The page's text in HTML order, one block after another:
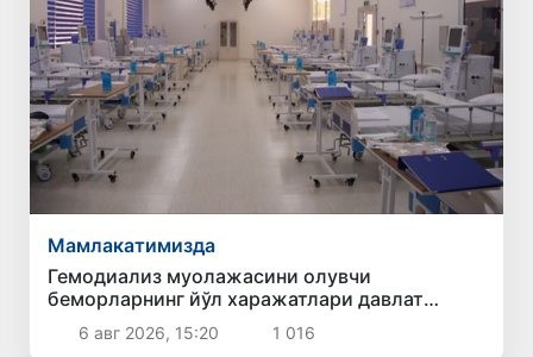
Мамлакатимизда
Гемодиализ муолажасини олувчи
беморларнинг йўл харажатлари давлат
бюджети ҳисобидан қоплаб берилиши
мумкин
6 авг 2026, 15:20 1 016